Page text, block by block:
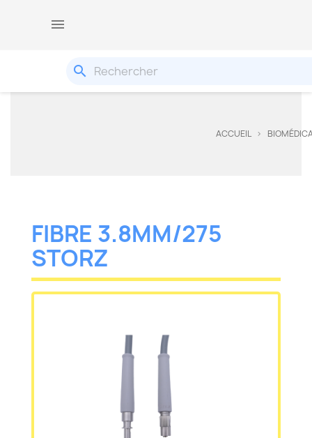

search
ACCUEIL
FIBRE 3.8MM/275
STORZ